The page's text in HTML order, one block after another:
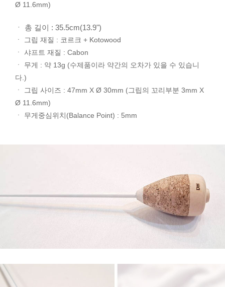
Ø 11.6mm)
ㆍ 총 길이 : 35.5cm(13.9")
ㆍ 그립 재질 : 코르크 + Kotowood
ㆍ 샤프트 재질 : Cabon
ㆍ 무게 : 약 13g (수제품이라 약간의 오차가 있을 수 있습니
다.)
ㆍ 그립 사이즈 : 47mm X Ø 30mm (그립의 꼬리부분 3mm X
Ø 11.6mm)
ㆍ 무게중심위치(Balance Point) : 5mm